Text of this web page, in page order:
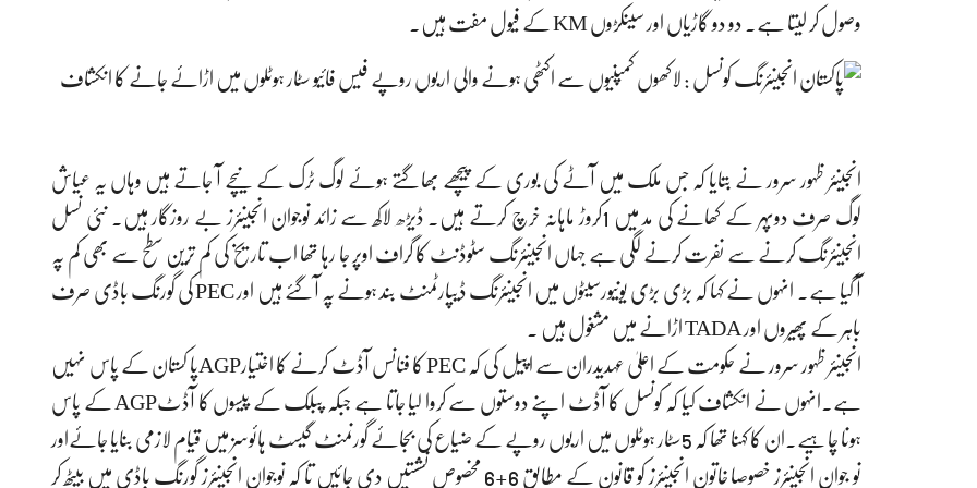
وصول کر لیتا ہے۔ دو دو گاڑیاں اور سینکڑوں KM کے فیول مفت ہیں۔
انجینئر ظہور سرور نے بتایا کہ جس ملک میں آٹے کی بوری کے پیچھے بھاگتے ہوئے لوگ ٹرک کے نیچے آ جاتے ہیں وہاں یہ عیاش
لوگ صرف دوپہر کے کھانے کی مد میں 1کروڑ ماہانہ خرچ کرتے ہیں۔ ڈیڑھ لاکھ سے زائد نوجوان انجینئرز بے روزگار ہیں۔ نئی نسل
انجینئرنگ کرنے سے نفرت کرنے لگی ہے جہاں انجینئرنگ سٹوڈنٹ کا گراف اوپر جا رہا تھا اب تاریخ کی کم ترین سطح سے بھی کم پہ
آ گیا ہے۔ انہوں نے کہا کہ بڑی بڑی یونیورسیٹوں میں انجینئرنگ ڈیپارٹمنٹ بند ہونے پہ آگئے ہیں اور PEC کی گورنگ باڈی صرف
باہر کے پھیروں اور TADA اڑانے میں مشغول ہیں ۔
انجینئر ظہور سرور نے حکومت کے اعلیٰ عہدیدران سے اپیل کی کہ PEC کا فنانس آڈٹ کرنے کا اختیارAGPپا کستان کے پاس نہیں
ہے۔انہوں نے انکشاف کیا کہ کونسل کا آڈٹ اپنے دوستوں سے کروا لیا جاتا ہے جبکہ پبلک کے پیسوں کا آڈٹAGP کے پاس
ہونا چاہیے۔ان کا کہنا تھا کہ 5سٹار ہوٹلوں میں اربوں روپے کے ضیاع کی بجائے گورنمنٹ گیسٹ ہائوسز میں قیام لازمی بنایا جائےاور
نو جوان انجینئرز خصوصا خاتون انجینئرز کو قانون کے مطابق 6+6 مخصوص نشستیں دی جائیں تا کہ نوجوان انجینئرز گورنگ باڈی میں بیٹھ کر